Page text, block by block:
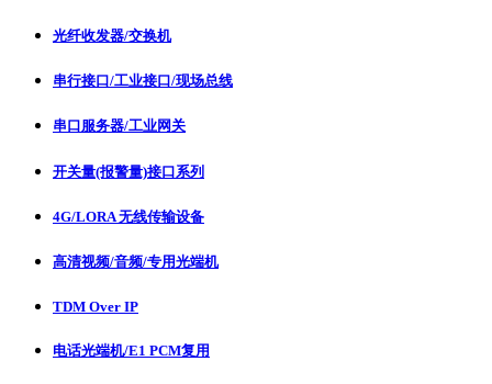
光纤收发器/交换机
串行接口/工业接口/现场总线
串口服务器/工业网关
开关量(报警量)接口系列
4G/LORA 无线传输设备
高清视频/音频/专用光端机
TDM Over IP
电话光端机/E1 PCM复用